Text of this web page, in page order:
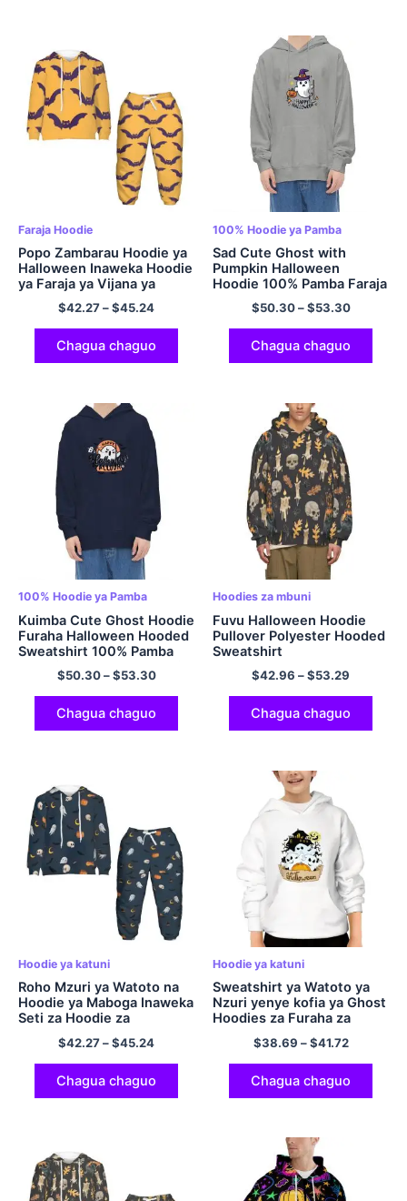
Faraja Hoodie
Popo Zambarau Hoodie ya
Halloween Inaweka Hoodie
ya Faraja ya Vijana ya
Polyester Inaweka
Vitambaa vya Ubora wa
Juu
$42.27–$45.24
Chagua chaguo
100% Hoodie ya Pamba
Sad Cute Ghost with
Pumpkin Halloween
Hoodie 100% Pamba Faraja
Pullover Hooded
Sweatshirt Multicolor
$50.30–$53.30
Chagua chaguo
100% Hoodie ya Pamba
Kuimba Cute Ghost Hoodie
Furaha Halloween Hooded
Sweatshirt 100% Pamba
Oversized Pullover Hoodie
Multicolor
$50.30–$53.30
Chagua chaguo
Hoodies za mbuni
Fuvu Halloween Hoodie
Pullover Polyester Hooded
Sweatshirt
$42.96 –$53.29
Chagua chaguo
Hoodie ya katuni
Roho Mzuri ya Watoto na
Hoodie ya Maboga Inaweka
Seti za Hoodie za
Halloween
$42.27–$45.24
Chagua chaguo
Hoodie ya katuni
Sweatshirt ya Watoto ya
Nzuri yenye kofia ya Ghost
Hoodies za Furaha za
Halloween na Mifuko ya
Mikono mirefu ya Watoto
Juu Hoodi ya Polyester
$38.69 –$41.72
Chagua chaguo